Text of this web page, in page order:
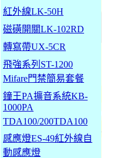
紅外線LK-50H
磁磺開關LK-102RD
轉寫帶UX-5CR
飛強系列ST-1200
Mifare門禁簡易套餐
鐘王PA擴音系統KB-
1000PA
TDA100/200TDA100
感應燈ES-49紅外線自
動感應燈